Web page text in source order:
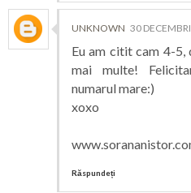
UNKNOWN 30
Eu am citit cam 4-5,
mai multe!
numarul mare:)
xoxo
Răspundeți